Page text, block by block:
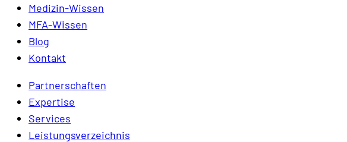
Medizin-Wissen
MFA-Wissen
Blog
Kontakt
Partnerschaften
Expertise
Services
Leistungsverzeichnis